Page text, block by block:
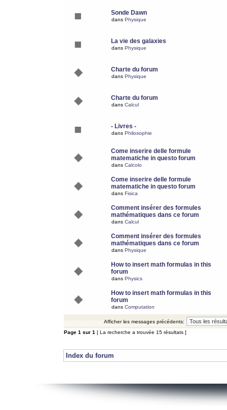
Sonde Dawn
dans Physique
La vie des galaxies
dans Physique
Charte du forum
dans Physique
Charte du forum
dans Calcul
- Livres -
dans Philosophie
Come inserire delle formule
matematiche in questo forum
dans Calcolo
Come inserire delle formule
matematiche in questo forum
dans Fisica
Comment insérer des formules
mathématiques dans ce forum
dans Calcul
Comment insérer des formules
mathématiques dans ce forum
dans Physique
How to insert math formulas in this
forum
dans Physics
How to insert math formulas in this
forum
dans Computation
Afficher les messages précédents:
Page 1 sur 1 [ La recherche a trouvée 15 résultats ]
Index du forum